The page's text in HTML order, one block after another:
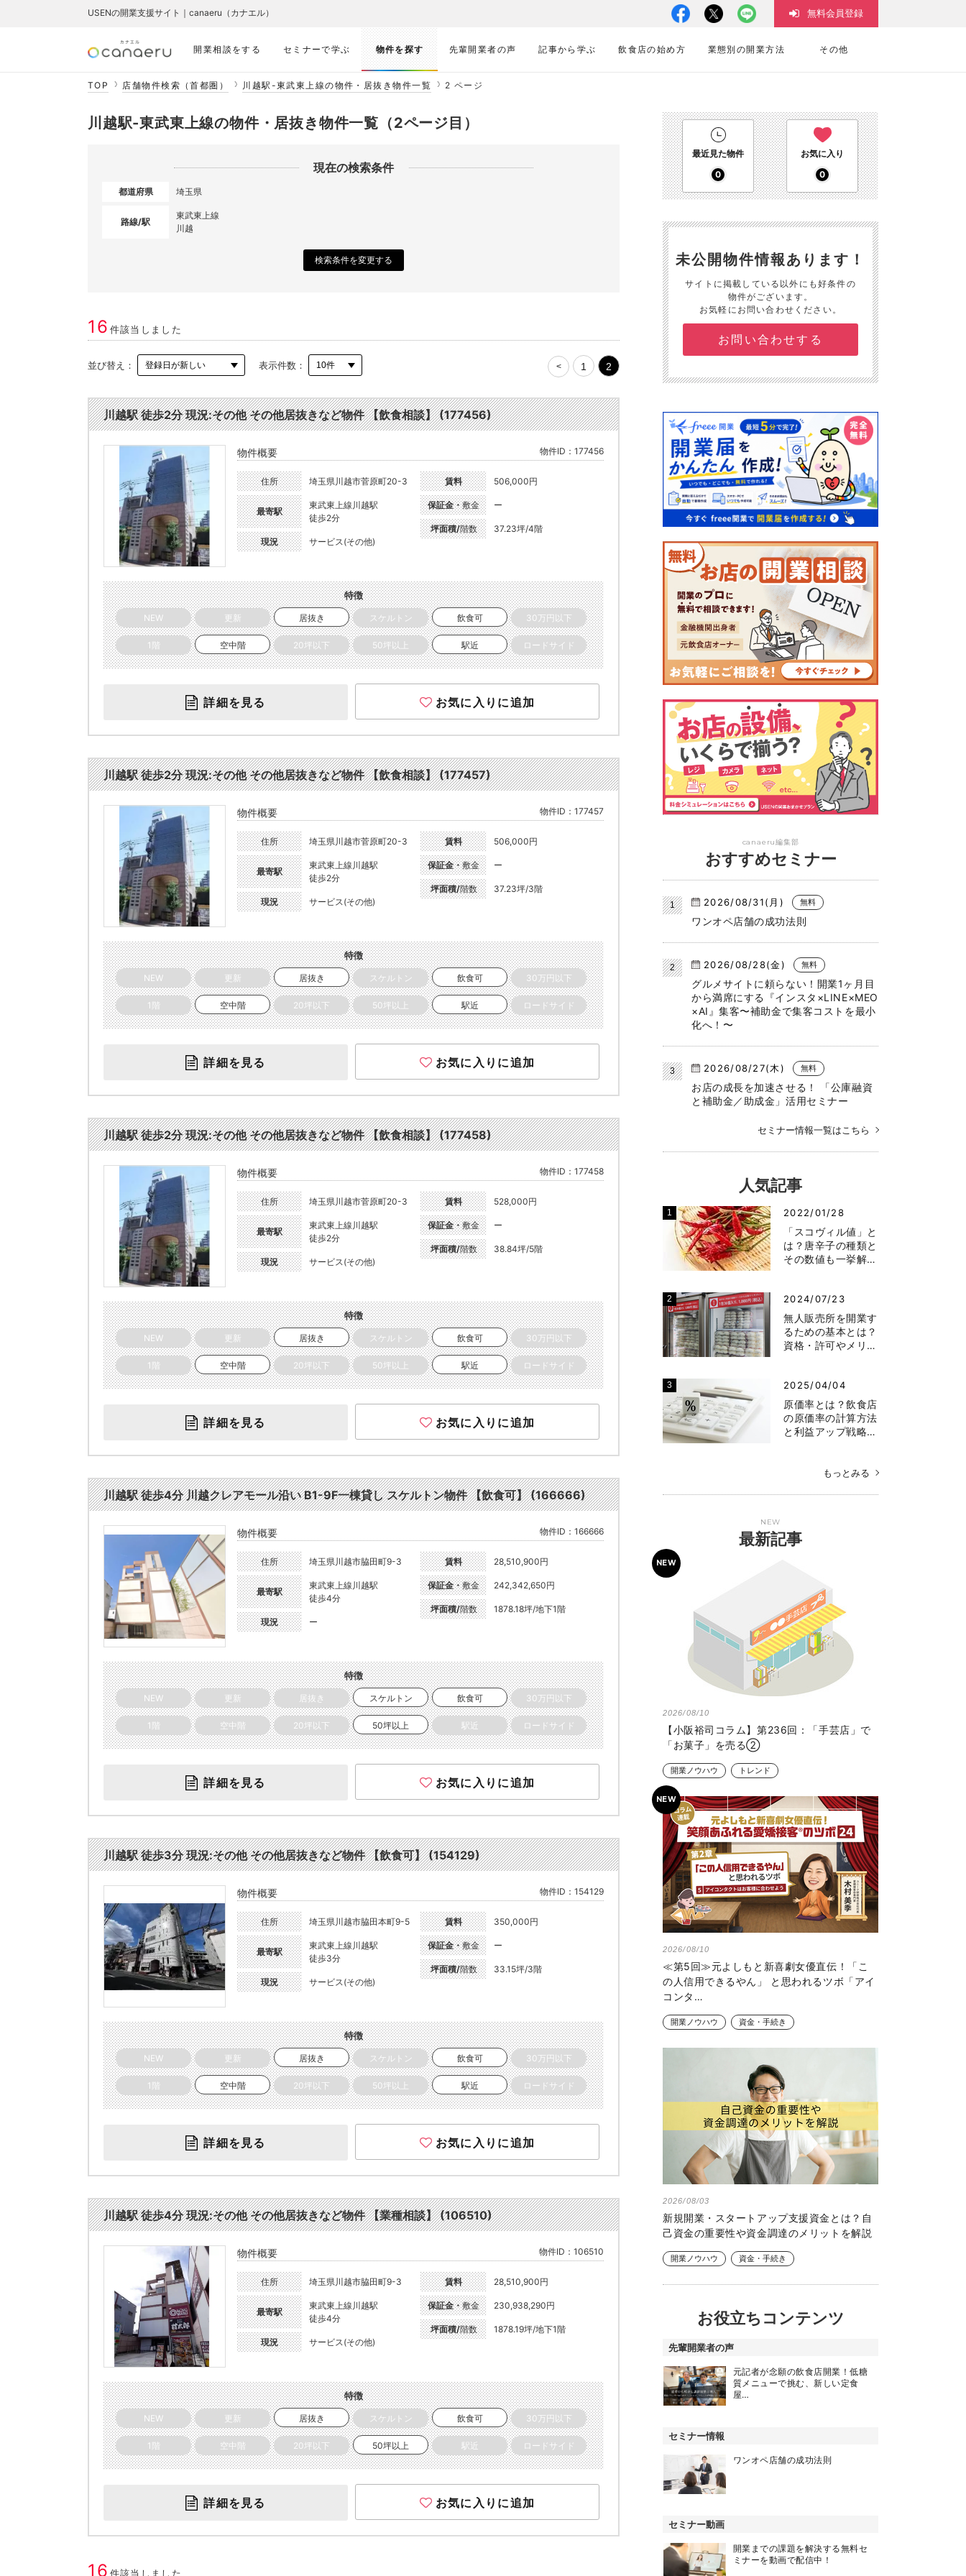
開業相談をする セミナーで学ぶ 物件を探す 先輩開業者の声 記事から学ぶ 飲食店の始め方 業態別の開業方法 その他
USENの開業支援サイト｜canaeru（カナエル） 無料会員登録
TOP 店舗物件検索（首都圏） 川越駅-東武東上線の物件・居抜き物件一覧 2 ページ
川越駅-東武東上線の物件・居抜き物件一覧（2ページ目）
現在の検索条件
都道府県 埼玉県
路線/駅
東武東上線
川越
検索条件を変更する
16 件該当しました
並び替え： 表示件数： < 1 2
川越駅 徒歩2分 現況:その他 その他居抜きなど物件 【飲食相談】 (177456)
物件概要 物件ID：177456
住所 埼玉県川越市菅原町20-3
最寄駅
東武東上線川越駅
徒歩2分
現況 サービス(その他)
賃料 506,000円
保証金・敷金 ー
坪面積/階数 37.23坪/4階
特徴
NEW 更新 居抜き スケルトン 飲食可 30万円以下
1階 空中階 20坪以下 50坪以上 駅近 ロードサイド
詳細を見る お気に入りに追加
川越駅 徒歩2分 現況:その他 その他居抜きなど物件 【飲食相談】 (177457)
物件概要 物件ID：177457
住所 埼玉県川越市菅原町20-3
最寄駅
東武東上線川越駅
徒歩2分
現況 サービス(その他)
賃料 506,000円
保証金・敷金 ー
坪面積/階数 37.23坪/3階
特徴
NEW 更新 居抜き スケルトン 飲食可 30万円以下
1階 空中階 20坪以下 50坪以上 駅近 ロードサイド
詳細を見る お気に入りに追加
川越駅 徒歩2分 現況:その他 その他居抜きなど物件 【飲食相談】 (177458)
物件概要 物件ID：177458
住所 埼玉県川越市菅原町20-3
最寄駅
東武東上線川越駅
徒歩2分
現況 サービス(その他)
賃料 528,000円
保証金・敷金 ー
坪面積/階数 38.84坪/5階
特徴
NEW 更新 居抜き スケルトン 飲食可 30万円以下
1階 空中階 20坪以下 50坪以上 駅近 ロードサイド
詳細を見る お気に入りに追加
川越駅 徒歩4分 川越クレアモール沿い B1-9F一棟貸し スケルトン物件 【飲食可】 (166666)
物件概要 物件ID：166666
住所 埼玉県川越市脇田町9-3
最寄駅
東武東上線川越駅
徒歩4分
現況 ー
賃料 28,510,900円
保証金・敷金 242,342,650円
坪面積/階数 1878.18坪/地下1階
特徴
NEW 更新 居抜き スケルトン 飲食可 30万円以下
1階 空中階 20坪以下 50坪以上 駅近 ロードサイド
詳細を見る お気に入りに追加
川越駅 徒歩3分 現況:その他 その他居抜きなど物件 【飲食可】 (154129)
物件概要 物件ID：154129
住所 埼玉県川越市脇田本町9-5
最寄駅
東武東上線川越駅
徒歩3分
現況 サービス(その他)
賃料 350,000円
保証金・敷金 ー
坪面積/階数 33.15坪/3階
特徴
NEW 更新 居抜き スケルトン 飲食可 30万円以下
1階 空中階 20坪以下 50坪以上 駅近 ロードサイド
詳細を見る お気に入りに追加
川越駅 徒歩4分 現況:その他 その他居抜きなど物件 【業種相談】 (106510)
物件概要 物件ID：106510
住所 埼玉県川越市脇田町9-3
最寄駅
東武東上線川越駅
徒歩4分
現況 サービス(その他)
賃料 28,510,900円
保証金・敷金 230,938,290円
坪面積/階数 1878.19坪/地下1階
特徴
NEW 更新 居抜き スケルトン 飲食可 30万円以下
1階 空中階 20坪以下 50坪以上 駅近 ロードサイド
詳細を見る お気に入りに追加
16 件該当しました
最近見た物件
0
お気に入り
0
未公開物件情報あります！
サイトに掲載している以外にも好条件の
物件がございます。
お気軽にお問い合わせください。
お問い合わせする
canaeru編集部
おすすめセミナー
2026/08/31(月) 無料
ワンオペ店舗の成功法則
2026/08/28(金) 無料
グルメサイトに頼らない！開業1ヶ月目
から満席にする『インスタ×LINE×MEO
×AI』集客〜補助金で集客コストを最小
化へ！〜
2026/08/27(木) 無料
お店の成長を加速させる！ 「公庫融資
と補助金／助成金」活用セミナー
セミナー情報一覧はこちら
人気記事
2022/01/28
「スコヴィル値」と
は？唐辛子の種類と
その数値も一挙解…
2024/07/23
無人販売所を開業す
るための基本とは？
資格・許可やメリ…
2025/04/04
原価率とは？飲食店
の原価率の計算方法
と利益アップ戦略…
もっとみる
NEW
最新記事
2026/08/10
【小阪裕司コラム】第236回：「手芸店」で
「お菓子」を売る②
開業ノウハウ トレンド
2026/08/10
≪第5回≫元よしもと新喜劇女優直伝！「こ
の人信用できるやん」 と思われるツボ「アイ
コンタ…
開業ノウハウ 資金・手続き
2026/08/03
新規開業・スタートアップ支援資金とは？自
己資金の重要性や資金調達のメリットを解説
開業ノウハウ 資金・手続き
お役立ちコンテンツ
先輩開業者の声
元記者が念願の飲食店開業！低糖
質メニューで挑む、新しい定食
屋…
セミナー情報
ワンオペ店舗の成功法則
セミナー動画
開業までの課題を解決する無料セ
ミナーを動画で配信中！